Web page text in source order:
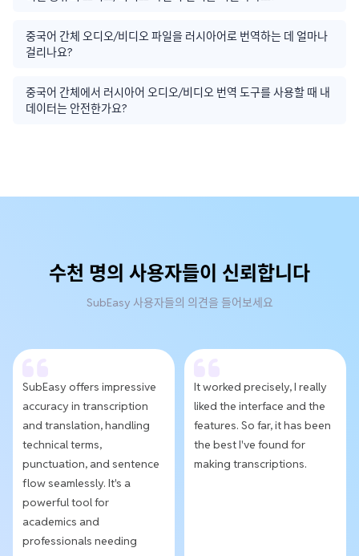
중국어 간체 오디오/비디오 파일을 러시아어로 번역하는 데 얼마나
걸리나요?
중국어 간체에서 러시아어 오디오/비디오 번역 도구를 사용할 때 내
데이터는 안전한가요?
수천 명의 사용자들이 신뢰합니다
SubEasy 사용자들의 의견을 들어보세요
SubEasy offers impressive
accuracy in transcription
and translation, handling
technical terms,
punctuation, and sentence
flow seamlessly. It's a
powerful tool for
academics and
professionals needing
It worked precisely, I really
liked the interface and the
features. So far, it has been
the best I've found for
making transcriptions.